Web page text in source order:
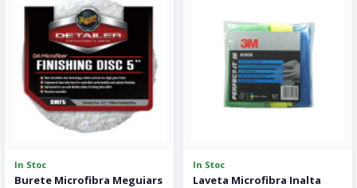
In Stoc
Burete Microfibra Meguiars
In Stoc
Laveta Microfibra Inalta